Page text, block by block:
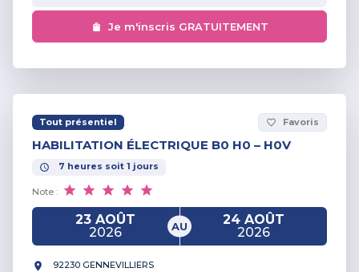
Je m'inscris GRATUITEMENT
Tout présentiel favorite_border Favoris
HABILITATION ÉLECTRIQUE B0 H0 – H0V
7 heures soit 1 jours
Note :
23 AOÛT
2026
AU
24 AOÛT
2026
92230 GENNEVILLIERS